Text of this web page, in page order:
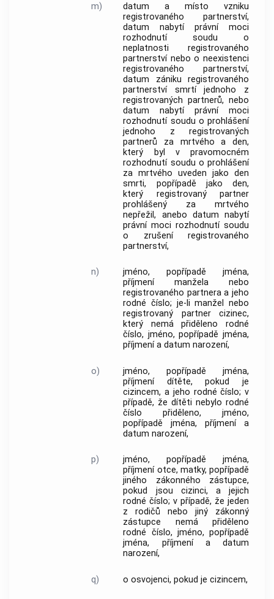
m)
datum a místo vzniku
registrovaného partnerství,
datum nabytí právní moci
rozhodnutí soudu o
neplatnosti registrovaného
partnerství nebo o neexistenci
registrovaného partnerství,
datum zániku registrovaného
partnerství smrtí jednoho z
registrovaných partnerů, nebo
datum nabytí právní moci
rozhodnutí soudu o prohlášení
jednoho z registrovaných
partnerů za mrtvého a den,
který byl v pravomocném
rozhodnutí soudu o prohlášení
za mrtvého uveden jako den
smrti, popřípadě jako den,
který registrovaný partner
prohlášený za mrtvého
nepřežil, anebo datum nabytí
právní moci rozhodnutí soudu
o zrušení registrovaného
partnerství,
n)
jméno, popřípadě jména,
příjmení manžela nebo
registrovaného partnera a jeho
rodné číslo; je-li manžel nebo
registrovaný partner cizinec,
který nemá přiděleno rodné
číslo, jméno, popřípadě jména,
příjmení a datum narození,
o)
jméno, popřípadě jména,
příjmení dítěte, pokud je
cizincem, a jeho rodné číslo; v
případě, že dítěti nebylo rodné
číslo přiděleno, jméno,
popřípadě jména, příjmení a
datum narození,
p)
jméno, popřípadě jména,
příjmení otce, matky, popřípadě
jiného zákonného zástupce,
pokud jsou cizinci, a jejich
rodné číslo; v případě, že jeden
z rodičů nebo jiný zákonný
zástupce nemá přiděleno
rodné číslo, jméno, popřípadě
jména, příjmení a datum
narození,
q) o osvojenci, pokud je cizincem,